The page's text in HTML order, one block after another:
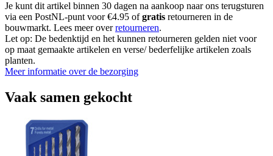
Je kunt dit artikel binnen 30 dagen na aankoop naar ons terugsturen
via een PostNL-punt voor €4.95 ofgratis retourneren in de
bouwmarkt. Lees meer overretourneren.
Let op: De bedenktijd en het kunnen retourneren gelden niet voor
op maat gemaakte artikelen en verse/ bederfelijke artikelen zoals
planten.
Meer informatie over de bezorging
Vaak samen gekocht